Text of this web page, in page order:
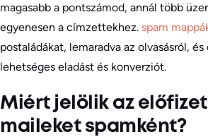
magasabb a pontszámod, annál több
egyenesen a címzettekhez. spam
postaládákat, lemaradva az olvasásról,
lehetséges eladást és konverziót.
Miért jelölik az
maileket spamként?